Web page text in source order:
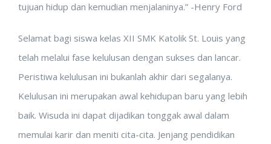
tujuan hidup dan kemudian menjalaninya.” -Henry Ford
Selamat bagi siswa kelas XII SMK Katolik St. Louis yang
telah melalui fase kelulusan dengan sukses dan lancar.
Peristiwa kelulusan ini bukanlah akhir dari segalanya.
Kelulusan ini merupakan awal kehidupan baru yang lebih
baik. Wisuda ini dapat dijadikan tonggak awal dalam
memulai karir dan meniti cita-cita. Jenjang pendidikan